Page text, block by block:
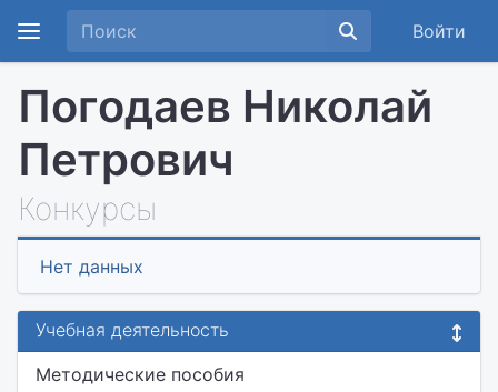
Войти
Погодаев Николай
Петрович
Конкурсы
Нет данных
Учебная деятельность
Методические пособия